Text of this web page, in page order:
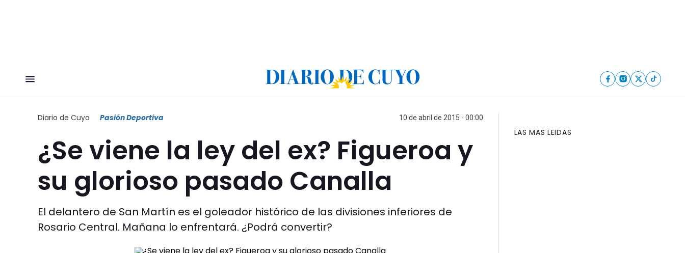
Diario de Cuyo Pasión Deportiva 10 de abril de 2015 - 00:00
¿Se viene la ley del ex? Figueroa y
su glorioso pasado Canalla
El delantero de San Martín es el goleador histórico de las divisiones inferiores de
Rosario Central. Mañana lo enfrentará. ¿Podrá convertir?
LAS MAS LEIDAS